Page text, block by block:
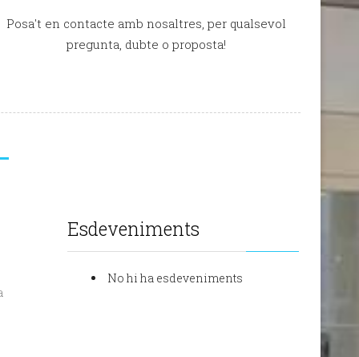
Posa't en contacte amb nosaltres, per qualsevol
pregunta, dubte o proposta!
Esdeveniments
No hi ha esdeveniments